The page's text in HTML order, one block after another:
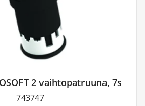
2 vaihtopatruuna, 7s
743747